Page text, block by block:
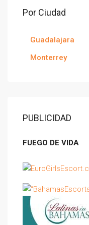
Por Ciudad
Guadalajara
Monterrey
PUBLICIDAD
FUEGO DE VIDA